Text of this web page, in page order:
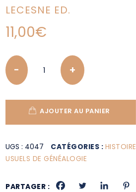
LECESNE ED.
11,00€
Quantity
AJOUTER AU PANIER
UGS : 4047 CATÉGORIES : HISTOIRE
USUELS DE GÉNÉALOGIE
PARTAGER :